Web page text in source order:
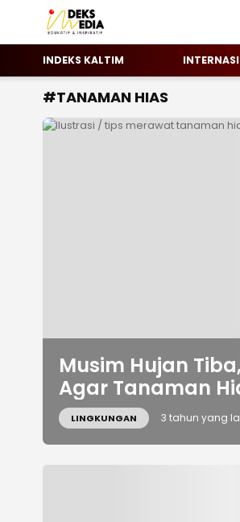
INDEKS MEDIA
Berita Hari Ini Di Indonesia &
INDEKS KALTIM
#TANAMAN HIAS
Musim Hujan
Agar Tanaman
LINGKUNGAN 3 tahun yang